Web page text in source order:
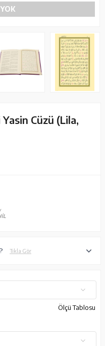
Cüzü (Lila,
Tıkla Gör
Ölçü Tablosu